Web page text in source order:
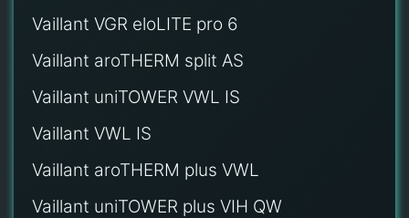
Vaillant VGR eloLITE pro 6
Vaillant aroTHERM split AS
Vaillant uniTOWER VWL IS
Vaillant VWL IS
Vaillant aroTHERM plus VWL
Vaillant uniTOWER plus VIH QW